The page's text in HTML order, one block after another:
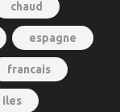
chaud
espagne
francais
iles